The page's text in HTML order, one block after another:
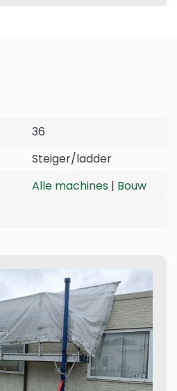
36
Steiger/ladder
Alle machines | Bouw